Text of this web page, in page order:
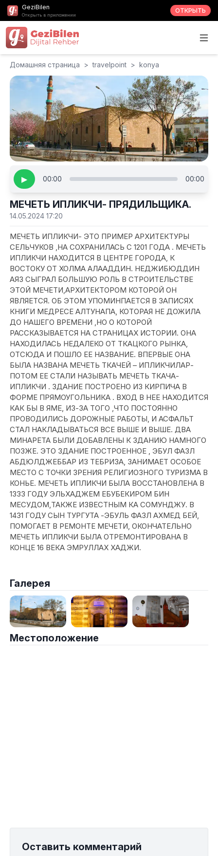
GeziBilen
Открыть в приложении
ОТКРЫТЬ
Домашняя страница > travelpoint > konya
▶ 00:00 00:00
МЕЧЕТЬ ИПЛИКЧИ- ПРЯДИЛЬЩИКА.
14.05.2024 17:20
МЕЧЕТЬ ИПЛИКЧИ- ЭТО ПРИМЕР АРХИТЕКТУРЫ
СЕЛЬЧУКОВ ,НА СОХРАНИЛАСЬ С 1201 ГОДА . МЕЧЕТЬ
ИПЛИКЧИ НАХОДИТСЯ В ЦЕНТРЕ ГОРОДА, К
ВОСТОКУ ОТ ХОЛМА АЛААДДИН. НЕДЖИБЮДДИН
АЯЗ СЫГРАЛ БОЛЬШУЮ РОЛЬ В СТРОИТЕЛЬСТВЕ
ЭТОЙ МЕЧЕТИ,АРХИТЕКТОРОМ КОТОРОЙ ОН
ЯВЛЯЕТСЯ. ОБ ЭТОМ УПОМИНПАЕТСЯ В ЗАПИСЯХ
КНИГИ МЕДРЕСЕ АЛТУНАПА, КОТОРАЯ НЕ ДОЖИЛА
ДО НАШЕГО ВРЕМЕНИ ,НО О КОТОРОЙ
РАССКАЗЫВАЕТСЯ НА СТРАНИЦАХ ИСТОРИИ. ОНА
НАХОДИЛАСЬ НЕДАЛЕКО ОТ ТКАЦКОГО РЫНКА,
ОТСЮДА И ПОШЛО ЕЕ НАЗВАНИЕ. ВПЕРВЫЕ ОНА
БЫЛА НАЗВАНА МЕЧЕТЬ ТКАЧЕЙ – ИПЛИКЧИЛАР-
ПОТОМ ЕЕ СТАЛИ НАЗЫВАТЬ МЕЧЕТЬ ТКАЧА-
ИПЛИКЧИ . ЗДАНИЕ ПОСТРОЕНО ИЗ КИРПИЧА В
ФОРМЕ ПРЯМОУГОЛЬНИКА . ВХОД В НЕЕ НАХОДИТСЯ
КАК БЫ В ЯМЕ, ИЗ-ЗА ТОГО ,ЧТО ПОСТОЯННО
ПРОВОДИЛИСЬ ДОРОЖНЫЕ РАБОТЫ, И АСФАЛЬТ
СТАЛ НАКЛАДЫВАТЬСЯ ВСЕ ВЫШЕ И ВЫШЕ. ДВА
МИНАРЕТА БЫЛИ ДОБАВЛЕНЫ К ЗДАНИЮ НАМНОГО
ПОЗЖЕ. ЭТО ЗДАНИЕ ПОСТРОЕННОЕ , ЭБУЛ ФАЗЛ
АБДЮЛДЖЕББАР ИЗ ТЕБРИЗА, ЗАНИМАЕТ ОСОБОЕ
МЕСТО С ТОЧКИ ЗРЕНИЯ РЕЛИГИОЗНОГО ТУРИЗМА В
КОНЬЕ. МЕЧЕТЬ ИПЛИКЧИ БЫЛА ВОССТАНОВЛЕНА В
1333 ГОДУ ЭЛЬХАДЖЕМ ЕБУБЕКИРОМ БИН
МЕСУДОМ,ТАКЖЕ ИЗВЕСТНЫМ КА СОМУНДЖУ. В
1431 ГОДУ СЫН ТУРГУТА -ЭБУЛЬ ФАЗЛ АХМЕД БЕЙ,
ПОМОГАЕТ В РЕМОНТЕ МЕЧЕТИ, ОКОНЧАТЕЛЬНО
МЕЧЕТЬ ИПЛИКЧИ БЫЛA ОТРЕМОНТИРОВАНА В
КОНЦЕ 16 ВЕКА ЭМРУЛЛАХ ХАДЖИ.
Галерея
Местоположение
Оставить комментарий